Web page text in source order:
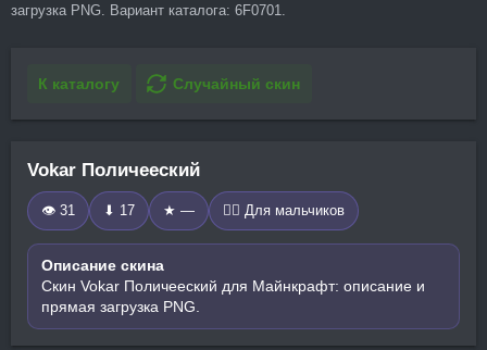
загрузка PNG. Вариант каталога: 6F0701.
К каталогу Случайный скин
Vokar Поличееский
👁 31 ⬇ 17 ★ — 🧍‍♂️ Для мальчиков
Описание скина
Скин Vokar Поличееский для Майнкрафт: описание и
прямая загрузка PNG.